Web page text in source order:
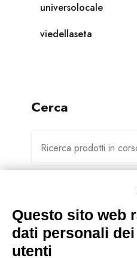
universolocale
viedellaseta
Cerca
Categorie
Questo sito web
dati personali
utenti